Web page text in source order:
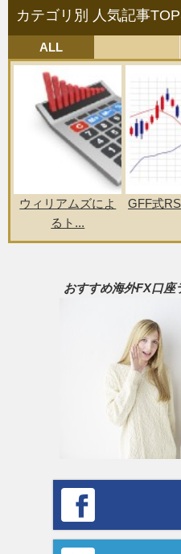
カテゴリ別 人気記事
ALL
ウィリアムズによ
るト...
GFF式
おすすめ海外FX口座